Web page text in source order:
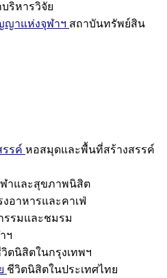
ริหารวิจัย
ญาแห่งจุฬาฯ สถาบันทรัพย์สิน
รค์ หอสมุดและพื้นที่สร้างสรรค์
าและสุขภาพนิสิต
งอาหารและคาเฟ่
รรมและชมรม
ฯ
ตนิสิตในกรุงเทพฯ
ชีวิตนิสิตในประเทศไทย